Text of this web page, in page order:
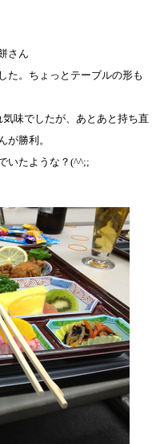
さん
た。ちょっとテーブルの形も
味でしたが、あとあと持ち直
が勝利。
いたような？(^^;;